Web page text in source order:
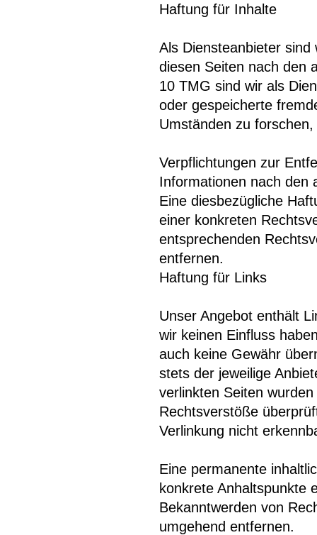
Haftung für Inhalte
Als Diensteanbieter
diesen Seiten nach den
10 TMG sind wir als
oder gespeicherte
Umständen zu
Verpflichtungen zur
Informationen nach den
Eine diesbezügliche
einer konkreten
entsprechenden
entfernen.
Haftung für Links
Unser Angebot enthält
wir keinen Einfluss
auch keine Gewähr
stets der jeweilige
verlinkten Seiten
Rechtsverstöße
Verlinkung nicht
Eine permanente
konkrete Anhaltspunkte
Bekanntwerden von
umgehend entfernen.